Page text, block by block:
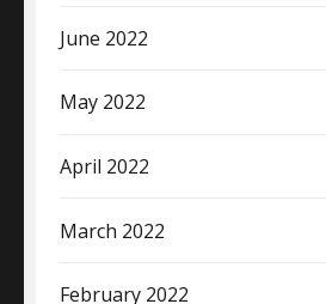
June 2022
May 2022
April 2022
March 2022
February 2022